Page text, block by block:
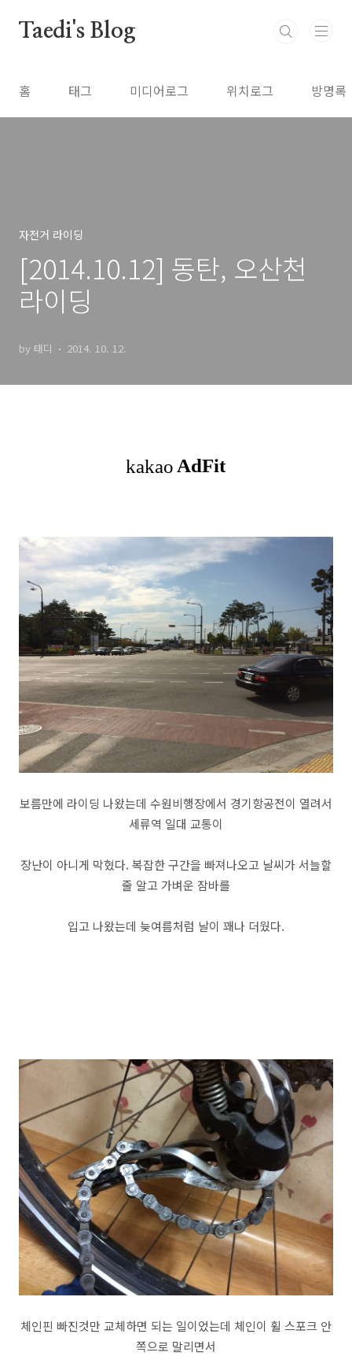
Taedi's Blog
홈 태그 미디어로그 위치로그 방명록
자전거 라이딩
[2014.10.12] 동탄, 오산천
라이딩
by 태디 2014. 10. 12.
보름만에 라이딩 나왔는데 수원비행장에서 경기항공전이 열려서
세류역 일대 교통이
장난이 아니게 막혔다. 복잡한 구간을 빠져나오고 날씨가 서늘할
줄 알고 가벼운 잠바를
입고 나왔는데 늦여름처럼 날이 꽤나 더웠다.
체인핀 빠진것만 교체하면 되는 일이었는데 체인이 휠 스포크 안
쪽으로 말리면서